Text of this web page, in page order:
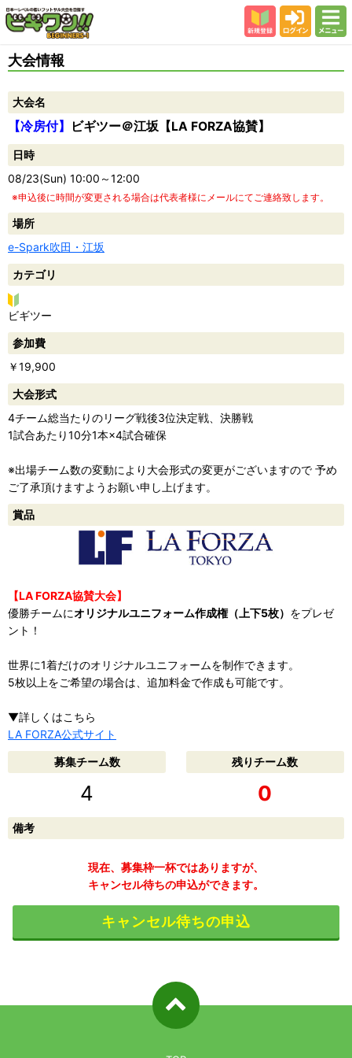
会場
大会結果
スタッフ紹介
よくある質問
参加者の声
大会情報
大会名
【冷房付】 ビギツー＠江坂【LA FORZA協賛】
日時
08/23(Sun) 10:00～12:00
※申込後に時間が変更される場合は代表者様にメールにてご連絡致します。
場所
e-Spark吹田・江坂
カテゴリ
ビ
ギ
ツ
ー
ビギツー
参加費
￥19,900
大会形式
4チーム総当たりのリーグ戦後3位決定戦、決勝戦
1試合あたり10分1本×4試合確保
※出場チーム数の変動により大会形式の変更がございますので 予め
ご了承頂けますようお願い申し上げます。
賞品
【LA FORZA協賛大会】
優勝チームにオリジナルユニフォーム作成権（上下5枚） をプレゼ
ント！
世界に1着だけのオリジナルユニフォームを制作できます。
5枚以上をご希望の場合は、追加料金で作成も可能です。
▼詳しくはこちら
LA FORZA公式サイト
募集チーム数
4
残りチーム数
0
備考
現在、募集枠一杯ではありますが、
キャンセル待ちの申込ができます。
キャンセル待ちの申込